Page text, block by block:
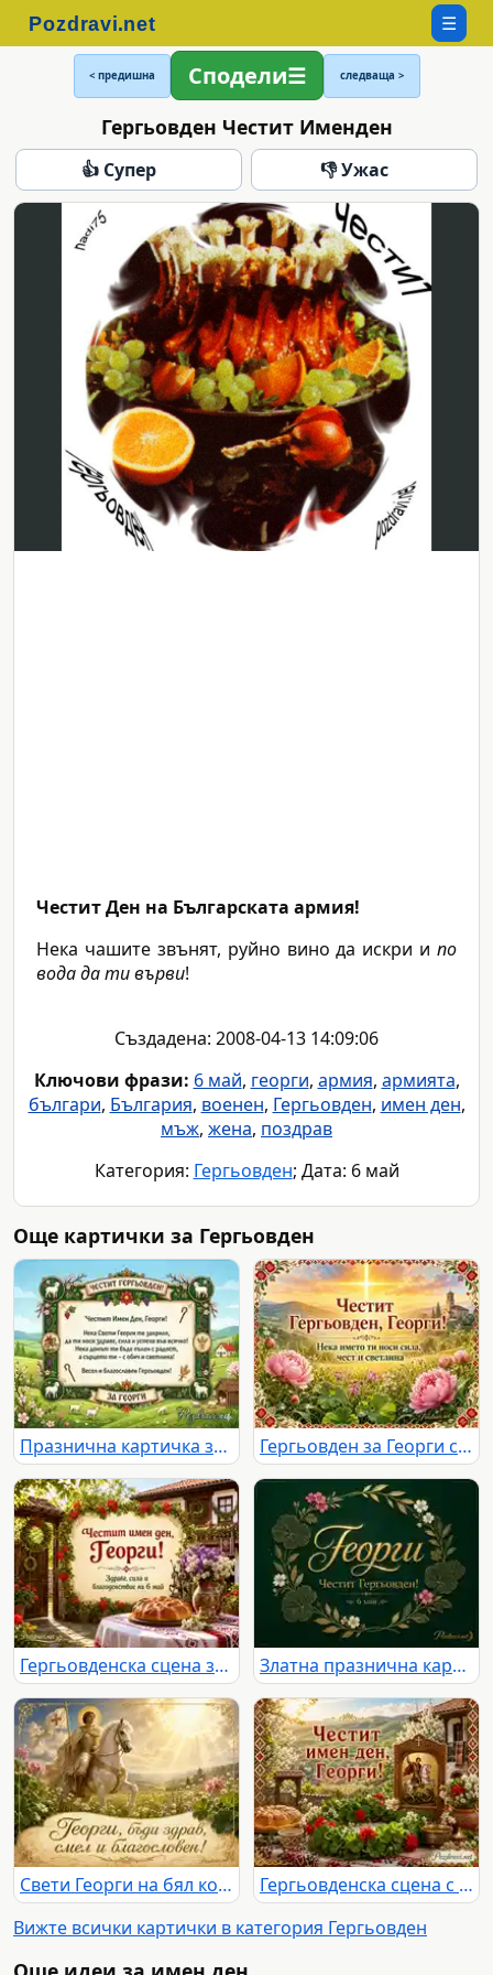
☰
< предишна Сподели следваща >
Гергьовден Честит Именден
👍 Супер 👎 Ужас
Честит Ден на Българската армия!
Нека чашите звънят, руйно вино да искри и по
вода да ти върви!
Създадена: 2008-04-13 14:09:06
Ключови фрази: 6 май, георги, армия, армията,
българи, България, военен, Гергьовден, имен ден,
мъж, жена, поздрав
Категория: Гергьовден; Дата: 6 май
Още картички за Гергьовден
Празнична картичка за Гергьовден за Георги Гергьовден за Георги със слънчев кръст, църква, божури и български фолклорни мотиви
Гергьовденска сцена за имен ден на Георги с пита, цветя и традиционен български двор Златна празнична картичка за Георги с надпис „Честит Гергьовден!“ и дата 6 май
Свети Георги на бял кон с благослов за Георги на Гергьовден
Гергьовденска сцена с икона на Свети Георги и надпис „Честит имен ден, Георги!“
Вижте всички картички в категория Гергьовден